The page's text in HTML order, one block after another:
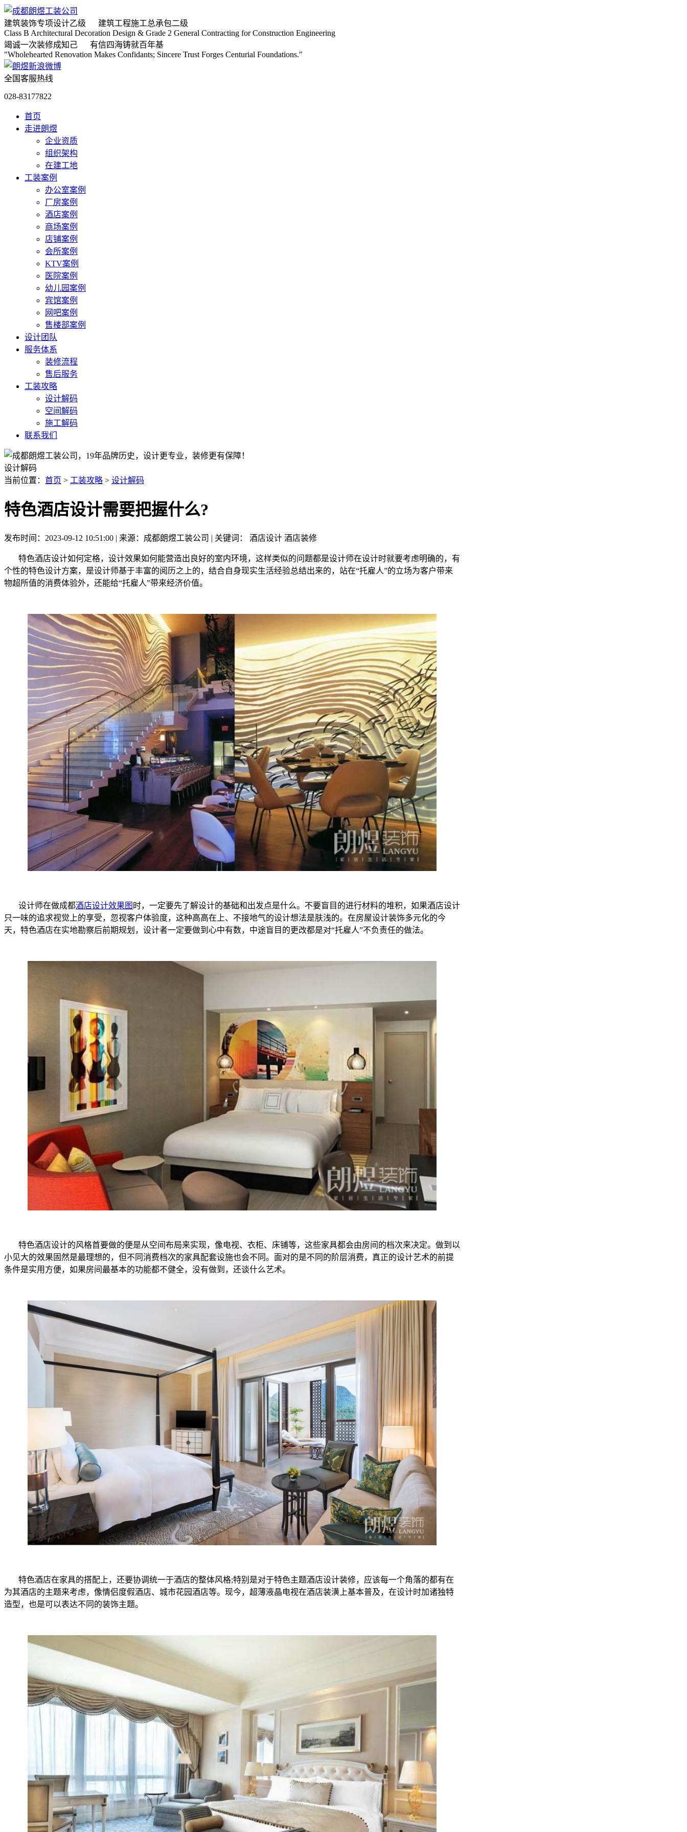
建筑装饰专项设计乙级 建筑工程施工总承包二级
Class B Architectural Decoration Design & Grade 2 General Contracting for Construction Engineering
竭诚一次装修成知己 有信四海铸就百年基
"Wholehearted Renovation Makes Confidants; Sincere Trust Forges Centurial Foundations."
全国客服热线
028-83177822
首页
走进朗煜
企业资质
组织架构
在建工地
工装案例
办公室案例
厂房案例
酒店案例
商场案例
店铺案例
会所案例
KTV案例
医院案例
幼儿园案例
宾馆案例
网吧案例
售楼部案例
设计团队
服务体系
装修流程
售后服务
工装攻略
设计解码
空间解码
施工解码
联系我们
设计解码
当前位置： 首页 > 工装攻略 > 设计解码
特色酒店设计需要把握什么?
发布时间：2023-09-12 10:51:00 | 来源：成都朗煜工装公司 | 关键词： 酒店设计 酒店装修
特色酒店设计如何定格，设计效果如何能营造出良好的室内环境，这样类似的问题都是设计师在设计时就要考虑明确的，有
个性的特色设计方案，是设计师基于丰富的阅历之上的，结合自身现实生活经验总结出来的，站在“托雇人”的立场为客户带来
物超所值的消费体验外，还能给“托雇人”带来经济价值。
设计师在做成都酒店设计效果图 时，一定要先了解设计的基础和出发点是什么。不要盲目的进行材料的堆积，如果酒店设计
只一味的追求视觉上的享受，忽视客户体验度，这种高高在上、不接地气的设计想法是肤浅的。在房屋设计装饰多元化的今
天，特色酒店在实地勘察后前期规划，设计者一定要做到心中有数，中途盲目的更改都是对“托雇人”不负责任的做法。
特色酒店设计的风格首要做的便是从空间布局来实现，像电视、衣柜、床铺等，这些家具都会由房间的档次来决定。做到以
小见大的效果固然是最理想的，但不同消费档次的家具配套设施也会不同。面对的是不同的阶层消费，真正的设计艺术的前提
条件是实用方便，如果房间最基本的功能都不健全，没有做到，还谈什么艺术。
特色酒店在家具的搭配上，还要协调统一于酒店的整体风格;特别是对于特色主题酒店设计装修，应该每一个角落的都有在
为其酒店的主题来考虑，像情侣度假酒店、城市花园酒店等。现今，超薄液晶电视在酒店装潢上基本普及，在设计时加诸独特
造型，也是可以表达不同的装饰主题。